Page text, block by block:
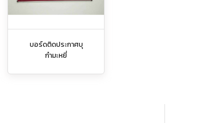
บอร์ดติดประกาศบุ
กำมะหยี่